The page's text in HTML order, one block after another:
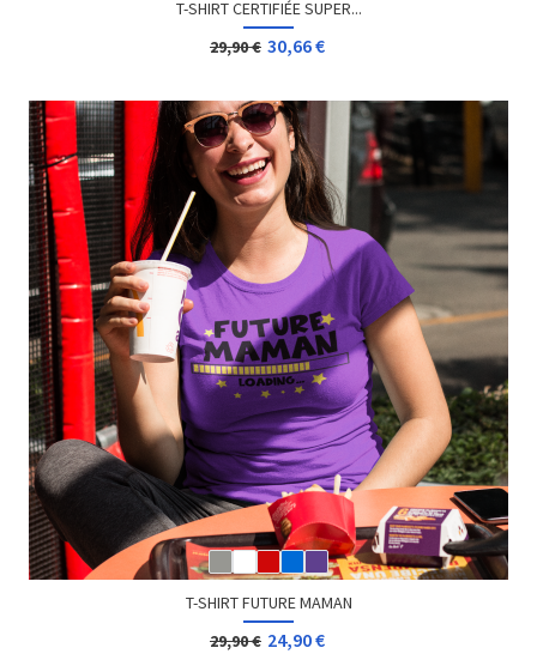
T-SHIRT CERTIFIÉE SUPER...
29,90 € 30,66 €
T-SHIRT FUTURE MAMAN
29,90 € 24,90 €